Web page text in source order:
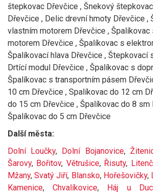
štepkovac Dřevčice , Šnekový
Dřevčice , Delic drevní hmoty Dřevčice ,
vlastním motorem Dřevčice ,
motorem Dřevčice , Špalíkovac s
Špalíkovací hlava Dřevčice , Štepkovací
Drtící modul Dřevčice , Špalíkovac s
Špalíkovac s transportním pásem
10 cm Dřevčice , Spalíkovac do 12 cm
do 15 cm Dřevčice , Špalíkovac do 8 sm
Špalíkovac do 5 cm Dřevčice
Další města:
Dolní Loučky, Dolní Bojanovice,
Šarovy, Bořitov, Větrušice, Řisuty,
Mžany,Svatý Jiří, Blansko, Hořešovičky,
Kamenice,Chvalíkovice, Háj u